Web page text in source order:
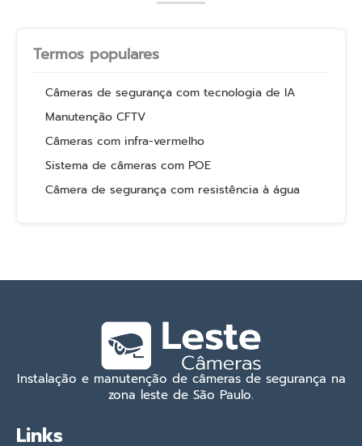
Termos populares
Câmeras de segurança com tecnologia de IA
Manutenção CFTV
Câmeras com infra-vermelho
Sistema de câmeras com POE
Câmera de segurança com resistência à água
Instalação e manutenção de câmeras de segurança na
zona leste de São Paulo.
Links